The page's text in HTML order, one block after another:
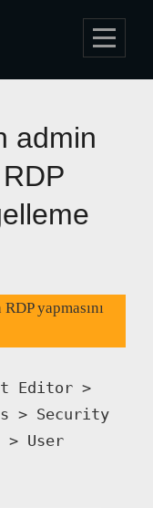
admin
yapmasını
Editor >
> Security
User